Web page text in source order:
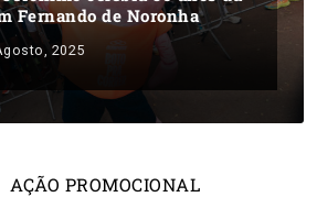
Fernando de Noronha
2025
AÇÃO PROMOCIONAL